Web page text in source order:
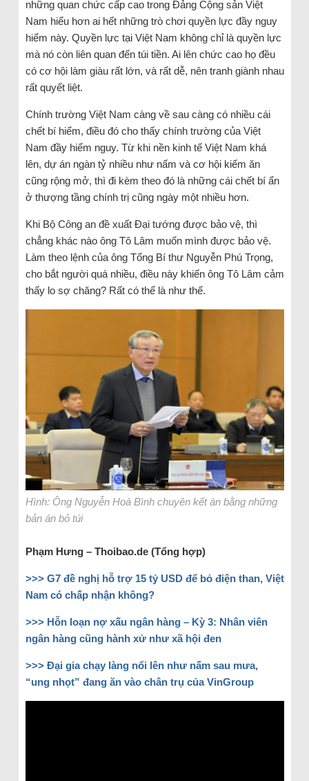
những quan chức cấp cao trong Đảng Cộng sản Việt
Nam hiểu hơn ai hết những trò chơi quyền lực đầy nguy
hiểm này. Quyền lực tại Việt Nam không chỉ là quyền lực
mà nó còn liên quan đến túi tiền. Ai lên chức cao họ đều
có cơ hội làm giàu rất lớn, và rất dễ, nên tranh giành nhau
rất quyết liệt.
Chính trường Việt Nam càng về sau càng có nhiều cái
chết bí hiểm, điều đó cho thấy chính trường của Việt
Nam đầy hiểm nguy. Từ khi nền kinh tế Việt Nam khá
lên, dự án ngàn tỷ nhiều như nấm và cơ hội kiếm ăn
cũng rộng mở, thì đi kèm theo đó là những cái chết bí ẩn
ở thượng tầng chính trị cũng ngày một nhiều hơn.
Khi Bộ Công an đề xuất Đại tướng được bảo vệ, thì
chẳng khác nào ông Tô Lâm muốn mình được bảo vệ.
Làm theo lệnh của ông Tổng Bí thư Nguyễn Phú Trọng,
cho bắt người quá nhiều, điều này khiến ông Tô Lâm cảm
thấy lo sợ chăng? Rất có thể là như thế.
Hình: Ông Nguyễn Hoà Bình chuyên kết án bằng những
bản án bỏ túi
Phạm Hưng – Thoibao.de (Tổng hợp)
>>> G7 đề nghị hỗ trợ 15 tỷ USD để bỏ điện than, Việt
Nam có chấp nhận không?
>>> Hỗn loạn nợ xấu ngân hàng – Kỳ 3: Nhân viên
ngân hàng cũng hành xử như xã hội đen
>>> Đại gia chạy làng nổi lên như nấm sau mưa,
“ung nhọt” đang ăn vào chân trụ của VinGroup